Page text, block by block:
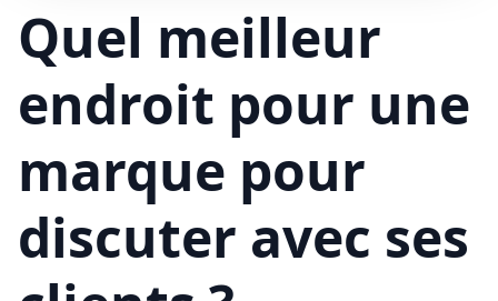
Quel meilleur
endroit pour une
marque pour
discuter avec ses